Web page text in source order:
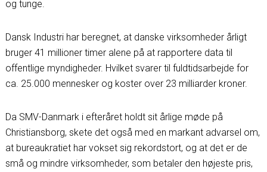
og tunge.
Dansk Industri har beregnet, at danske virksomheder årligt
bruger 41 millioner timer alene på at rapportere data til
offentlige myndigheder. Hvilket svarer til fuldtidsarbejde for
ca. 25.000 mennesker og koster over 23 milliarder kroner.
Da SMV-Danmark i efteråret holdt sit årlige møde på
Christiansborg, skete det også med en markant advarsel om,
at bureaukratiet har vokset sig rekordstort, og at det er de
små og mindre virksomheder, som betaler den højeste pris,